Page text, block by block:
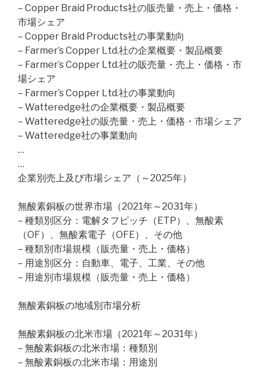
– Copper Braid Products社の販売量・売上・価格・
市場シェア
– Copper Braid Products社の事業動向
– Farmer’s Copper Ltd.社の企業概要・製品概要
– Farmer’s Copper Ltd.社の販売量・売上・価格・市
場シェア
– Farmer’s Copper Ltd.社の事業動向
– Watteredge社の企業概要・製品概要
– Watteredge社の販売量・売上・価格・市場シェア
– Watteredge社の事業動向
…
…
企業別売上及び市場シェア（～2025年）
無酸素銅板の世界市場（2021年～2031年）
– 種類別区分：電解タフピッチ（ETP）、無酸素
（OF）、無酸素電子（OFE）、その他
– 種類別市場規模（販売量・売上・価格）
– 用途別区分：自動車、電子、工業、その他
– 用途別市場規模（販売量・売上・価格）
無酸素銅板の地域別市場分析
無酸素銅板の北米市場（2021年～2031年）
– 無酸素銅板の北米市場：種類別
– 無酸素銅板の北米市場：用途別